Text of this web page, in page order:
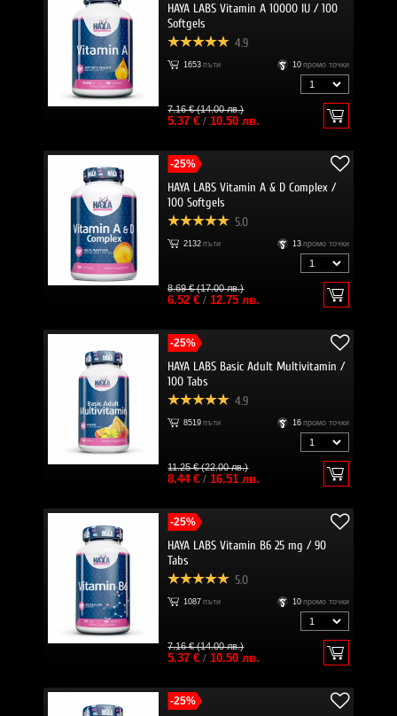
HAYA LABS Vitamin A 10000 IU / 100
Softgels
4.9
1653 пъти 10 промо точки
7.16 € (14.00 лв.)
5.37 €/ 10.50 лв.
-25%
HAYA LABS Vitamin A & D Complex /
100 Softgels
5.0
2132 пъти 13 промо точки
8.69 € (17.00 лв.)
6.52 €/ 12.75 лв.
-25%
HAYA LABS Basic Adult Multivitamin /
100 Tabs
4.9
8519 пъти 16 промо точки
11.25 € (22.00 лв.)
8.44 €/ 16.51 лв.
-25%
HAYA LABS Vitamin B6 25 mg / 90
Tabs
5.0
1087 пъти 10 промо точки
7.16 € (14.00 лв.)
5.37 €/ 10.50 лв.
-25%